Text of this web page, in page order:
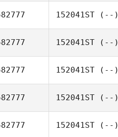
152041ST(--)
152041ST(--)
152041ST(--)
152041ST(--)
152041ST(--)